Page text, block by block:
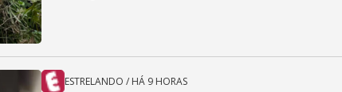
ESTRELANDO / HÁ 9 HORAS